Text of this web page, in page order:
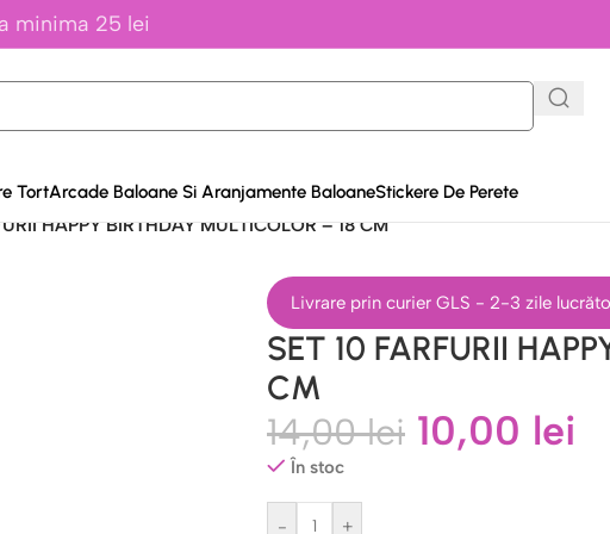
minima 25 lei
TortArcade Baloane Si Aranjamente BaloaneStickere De Perete
HAPPY BIRTHDAY MULTICOLOR – 18 CM
Livrare prin curier GLS - 2-3 zile
SET 10 FARFURII
CM
14,00lei 10,00 lei
În stoc
- +